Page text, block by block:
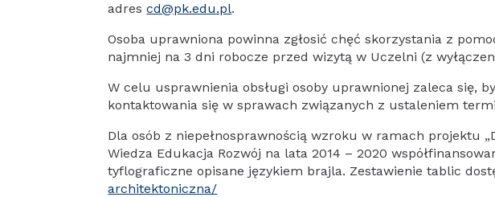
adrescd@pk.edu.pl.
Osoba uprawniona powinna zgłosić chęć skorzystania z
najmniej na 3 dni robocze przed wizytą w Uczelni (z
W celu usprawnienia obsługi osoby uprawnionej zaleca się,
kontaktowania się w sprawach związanych z ustaleniem
Dla osób z niepełnosprawnością wzroku w ramach projektu
Wiedza Edukacja Rozwój na lata 2014 – 2020
tyflograficzne opisane językiem brajla. Zestawienie tablic
architektoniczna/